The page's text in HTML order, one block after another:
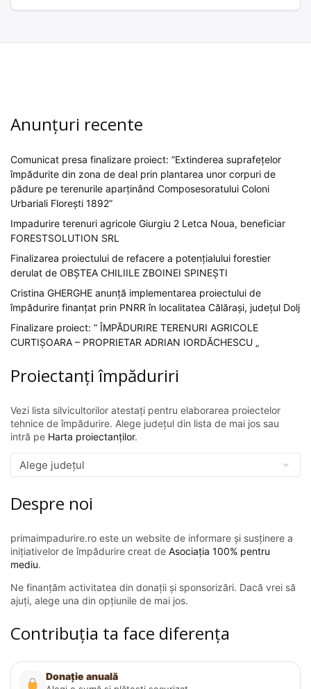
Anunțuri recente
Comunicat presa finalizare proiect: ”Extinderea suprafețelor
împădurite din zona de deal prin plantarea unor corpuri de
pădure pe terenurile aparținând Composesoratului Coloni
Urbariali Florești 1892”
Impadurire terenuri agricole Giurgiu 2 Letca Noua, beneficiar
FORESTSOLUTION SRL
Finalizarea proiectului de refacere a potențialului forestier
derulat de OBȘTEA CHILIILE ZBOINEI SPINEȘTI
Cristina GHERGHE anunță implementarea proiectului de
împădurire finanțat prin PNRR în localitatea Călărași, județul Dolj
Finalizare proiect: ” ÎMPĂDURIRE TERENURI AGRICOLE
CURTIȘOARA – PROPRIETAR ADRIAN IORDĂCHESCU „
Proiectanți împăduriri
Vezi lista silvicultorilor atestați pentru elaborarea proiectelor
tehnice de împădurire. Alege județul din lista de mai jos sau
intră pe Harta proiectanților.
Despre noi
primaimpadurire.ro este un website de informare și susținere a
inițiativelor de împădurire creat de Asociația 100% pentru
mediu.
Ne finanțăm activitatea din donații și sponsorizări. Dacă vrei să
ajuți, alege una din opțiunile de mai jos.
Contribuția ta face diferența
Donație anuală